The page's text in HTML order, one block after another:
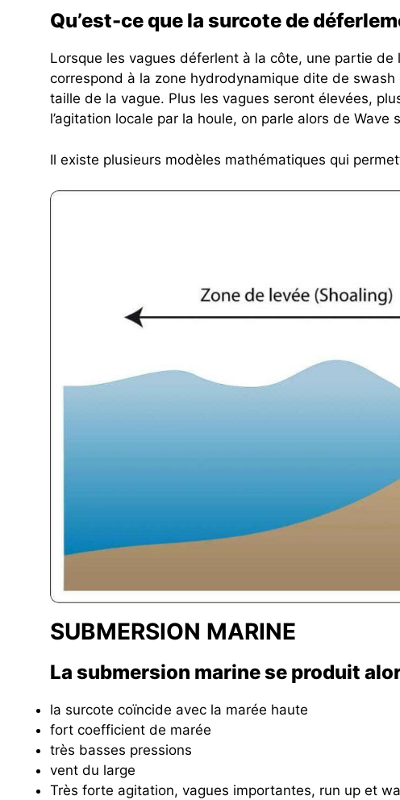
Qu’est-ce que la surcote de
Lorsque les vagues déferlent à la côte, une partie de
correspond à la zone hydrodynamique dite de
taille de la vague. Plus les vagues seront élevées,
l’agitation locale par la houle, on parle alors de Wave
Il existe plusieurs modèles mathématiques qui
SUBMERSION MARINE
La submersion marine se produit
la surcote coïncide avec la marée haute
fort coefficient de marée
très basses pressions
vent du large
Très forte agitation, vagues importantes, run up et